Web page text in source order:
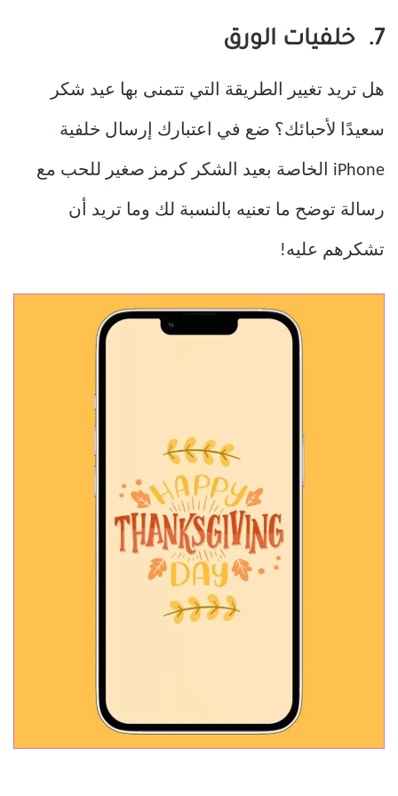
7. خلفيات الورق
هل تريد تغيير الطريقة التي تتمنى بها عيد شكر
سعيدًا لأحبائك؟ ضع في اعتبارك إرسال خلفية
iPhone الخاصة بعيد الشكر كرمز صغير للحب مع
رسالة توضح ما تعنيه بالنسبة لك وما تريد أن
تشكرهم عليه!